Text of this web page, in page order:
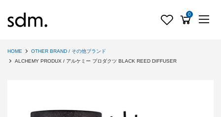
0
HOME
OTHER BRAND / その他ブランド
ALCHEMY PRODUX / アルケミー プロダクツ BLACK REED DIFFUSER